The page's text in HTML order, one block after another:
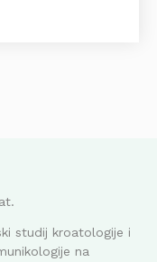
studij kroatologije i
na